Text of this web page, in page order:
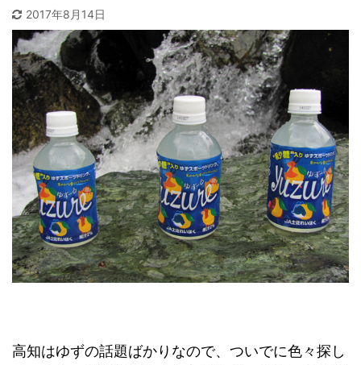
2017年8月14日
高知はゆずの話題ばかりなので、ついでに色々探し